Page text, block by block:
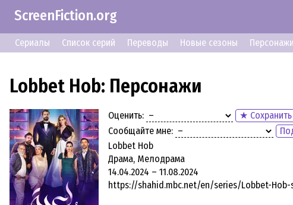
ScreenFiction.org
Сериалы Список серий Переводы Новые сезоны Персонажи
Lobbet Hob: Персонажи
Оценить:
★
Сообщайте мне:
Lobbet Hob
Драма, Мелодрама
14.04.2024 – 11.08.2024
https://shahid.mbc.net/en/series/Lobbet-Hob-